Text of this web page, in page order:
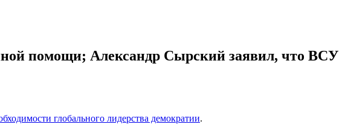
помощи; Александр Сырский заявил, что ВСУ
глобального лидерства демократии.